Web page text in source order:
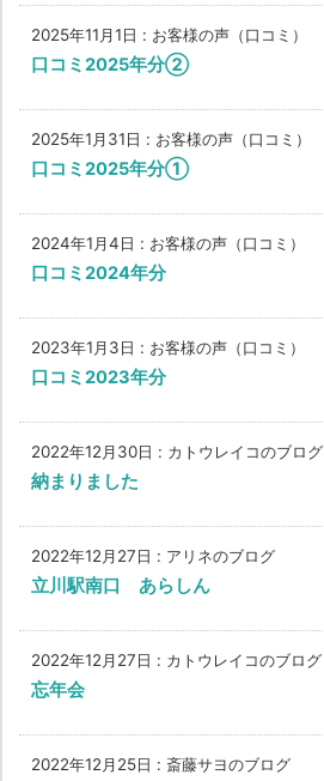
2025年11月1日 : お客様の声（口コミ）
口コミ2025年分②
2025年1月31日 : お客様の声（口コミ）
口コミ2025年分①
2024年1月4日 : お客様の声（口コミ）
口コミ2024年分
2023年1月3日 : お客様の声（口コミ）
口コミ2023年分
2022年12月30日 : カトウレイコのブログ
納まりました
2022年12月27日 : アリネのブログ
立川駅南口 あらしん
2022年12月27日 : カトウレイコのブログ
忘年会
2022年12月25日 : 斎藤サヨのブログ